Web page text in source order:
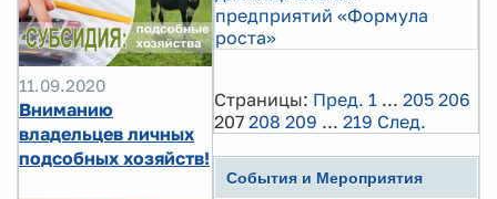
11.09.2020
Вниманию
владельцев личных
подсобных хозяйств!
предприятий «Формула
роста»
Страницы: Пред. 1 ... 205 206
207 208 209 ... 219 След.
События и Мероприятия